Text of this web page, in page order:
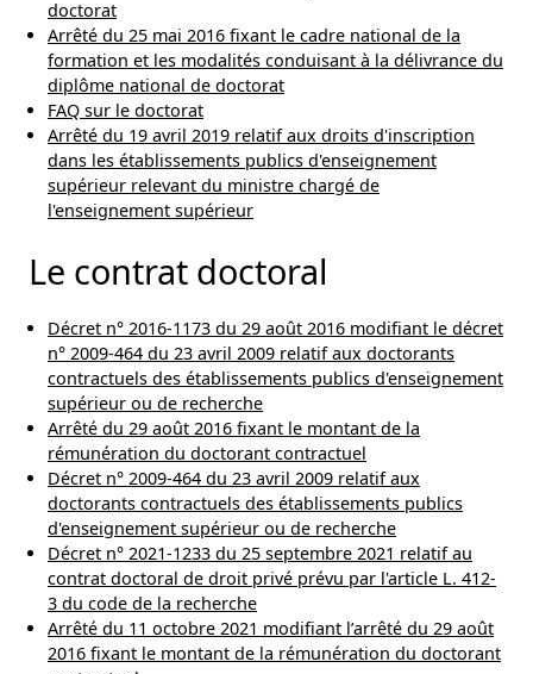
doctorat
Arrêté du 25 mai 2016 fixant le cadre national de la
formation et les modalités conduisant à la délivrance du
diplôme national de doctorat
FAQ sur le doctorat
Arrêté du 19 avril 2019 relatif aux droits d'inscription
dans les établissements publics d'enseignement
supérieur relevant du ministre chargé de
l'enseignement supérieur
Le contrat doctoral
Décret n° 2016-1173 du 29 août 2016 modifiant le décret
n° 2009-464 du 23 avril 2009 relatif aux doctorants
contractuels des établissements publics d'enseignement
supérieur ou de recherche
Arrêté du 29 août 2016 fixant le montant de la
rémunération du doctorant contractuel
Décret n° 2009-464 du 23 avril 2009 relatif aux
doctorants contractuels des établissements publics
d'enseignement supérieur ou de recherche
Décret n° 2021-1233 du 25 septembre 2021 relatif au
contrat doctoral de droit privé prévu par l'article L. 412-
3 du code de la recherche
Arrêté du 11 octobre 2021 modifiant l’arrêté du 29 août
2016 fixant le montant de la rémunération du doctorant